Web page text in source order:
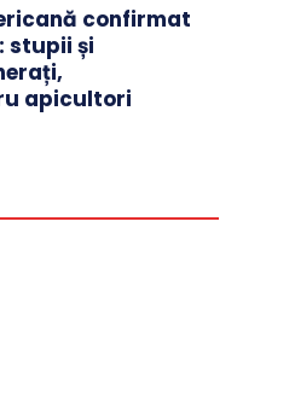
confirmat
stupii și
apicultori